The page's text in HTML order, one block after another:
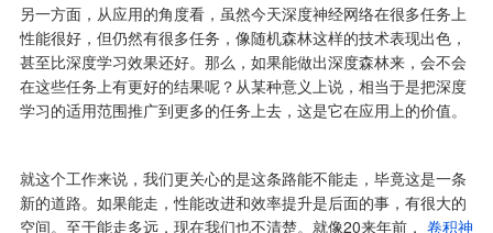
另一方面，从应用的角度看，虽然今天深度神经网络在很多任务上
性能很好，但仍然有很多任务，像随机森林这样的技术表现出色，
甚至比深度学习效果还好。那么，如果能做出深度森林来，会不会
在这些任务上有更好的结果呢？从某种意义上说，相当于是把深度
学习的适用范围推广到更多的任务上去，这是它在应用上的价值。
就这个工作来说，我们更关心的是这条路能不能走，毕竟这是一条
新的道路。如果能走，性能改进和效率提升是后面的事，有很大的
空间。至于能走多远，现在我们也不清楚。就像20来年前， 卷积神